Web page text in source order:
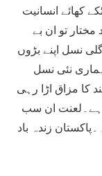
کھائے انسانیت
مختار تو ان بے
نسل اپنے بڑوں
نئی نسل
کا مزاق اڑا رہی
ہے۔لعنت ان سب
زندہ باد